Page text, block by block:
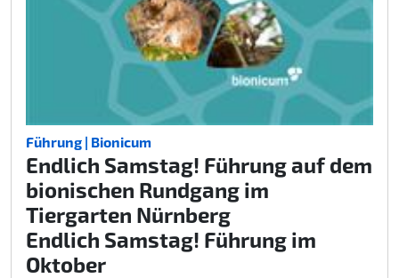
Führung | Bionicum
Endlich Samstag! Führung auf dem
bionischen Rundgang im
Tiergarten Nürnberg
Endlich Samstag! Führung im
Oktober